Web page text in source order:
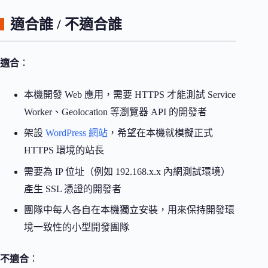
適合誰 / 不適合誰
適合 ：
本機開發 Web 應用，需要 HTTPS 才能測試 Service
Worker、Geolocation 等瀏覽器 API 的開發者
架設 WordPress 網站 ，希望在本機就模擬正式
HTTPS 環境的站長
需要為 IP 位址（例如 192.168.x.x 內網測試環境）
產生 SSL 憑證的開發者
團隊中每人各自在本機獨立安裝，用來保持開發環
境一致性的小型開發團隊
不適合 ：